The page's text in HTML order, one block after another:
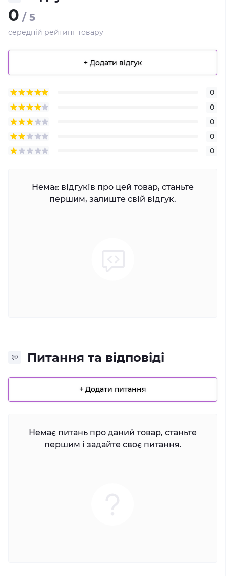
0 / 5
середній рейтинг товару
+ Додати відгук
0
0
0
0
0
Немає відгуків про цей товар, станьте
першим, залиште свій відгук.
Питання та відповіді
+ Додати питання
Немає питань про даний товар, станьте
першим і задайте своє питання.